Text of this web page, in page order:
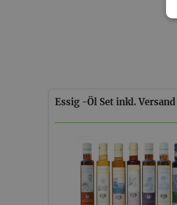
Essig -Öl Set inkl. Versand